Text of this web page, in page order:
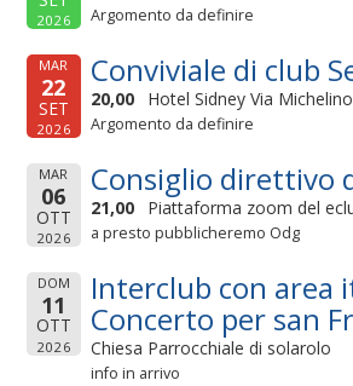
2026 Argomento da definire
MAR
22
SET
2026
Conviviale di club
20,00 Hotel Sidney Via
Argomento da definire
MAR
06
OTT
2026
Consiglio direttivo
21,00 Piattaforma zoom del
a presto pubblicheremo Odg
DOM
11
OTT
2026
Interclub con area
Concerto per san
Chiesa Parrocchiale di solarolo
info in arrivo